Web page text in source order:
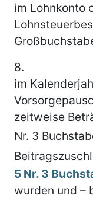
im Lohnkonto
8.
im
zeitweise
Nr. 3
5 Nr. 3
wurden und –